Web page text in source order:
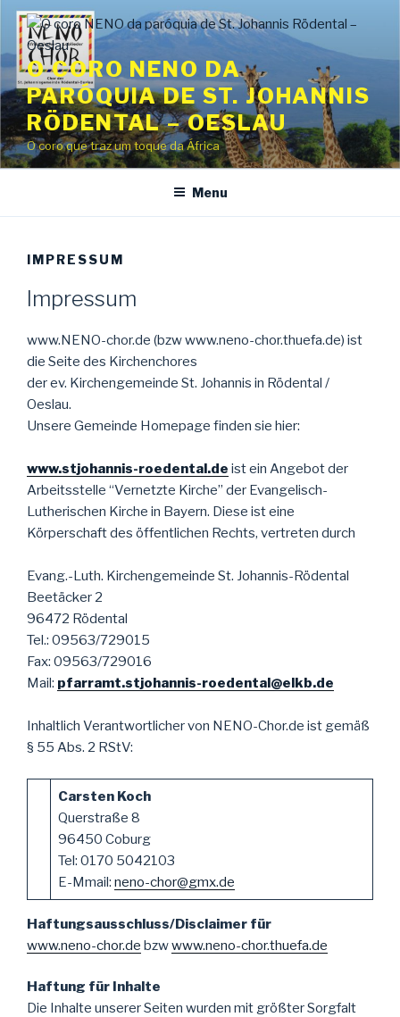
Saltar
para
o
conteúdoO CORO NENO DA
PARÓQUIA DE ST. JOHANNIS
RÖDENTAL – OESLAU
O coro que traz um toque da África
Menu
IMPRESSUM
Impressum
www.NENO-chor.de (bzw www.neno-chor.thuefa.de) ist
die Seite des Kirchenchores
der ev. Kirchengemeinde St. Johannis in Rödental /
Oeslau.
Unsere Gemeinde Homepage finden sie hier:
www.stjohannis-roedental.de ist ein Angebot der
Arbeitsstelle “Vernetzte Kirche” der Evangelisch-
Lutherischen Kirche in Bayern. Diese ist eine
Körperschaft des öffentlichen Rechts, vertreten durch
Evang.-Luth. Kirchengemeinde St. Johannis-Rödental
Beetäcker 2
96472 Rödental
Tel.: 09563/729015
Fax: 09563/729016
Mail: pfarramt.stjohannis-roedental@elkb.de
Inhaltlich Verantwortlicher von NENO-Chor.de ist gemäß
§ 55 Abs. 2 RStV:
Carsten Koch
Querstraße 8
96450 Coburg
Tel: 0170 5042103
E-Mmail: neno-chor@gmx.de
Haftungsausschluss/Disclaimer für
www.neno-chor.de bzwwww.neno-chor.thuefa.de
Haftung für Inhalte
Die Inhalte unserer Seiten wurden mit größter Sorgfalt